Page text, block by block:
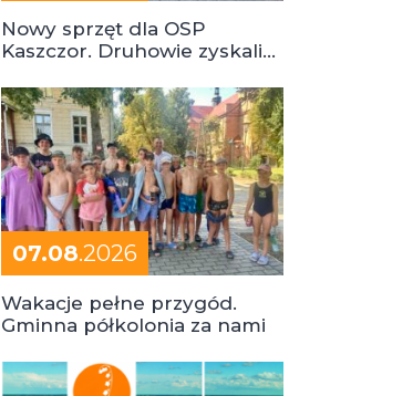
Nowy sprzęt dla OSP
Kaszczor. Druhowie zyskali
07.08.2026
Wakacje pełne przygód.
Gminna półkolonia za nami